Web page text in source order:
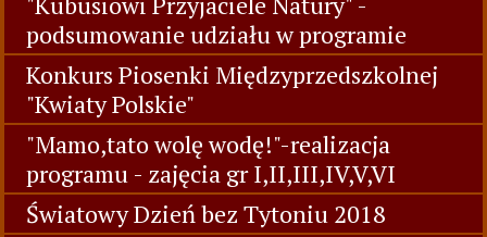
podsumowanie udziału w programie
Konkurs Piosenki Międzyprzedszkolnej
"Kwiaty Polskie"
"Mamo,tato wolę wodę!"-realizacja
programu - zajęcia gr I,II,III,IV,V,VI
Światowy Dzień bez Tytoniu 2018